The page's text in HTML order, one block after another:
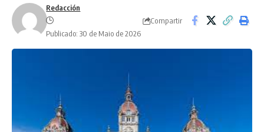
Redacción
Publicado: 30 de Maio de 2026
Compartir